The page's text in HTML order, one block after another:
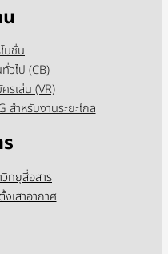
มชั่น
วไป (CB)
รเล่น (VR)
สำหรับงานระยะไกล
วิทยุสื่อสาร
เสาอากาศ